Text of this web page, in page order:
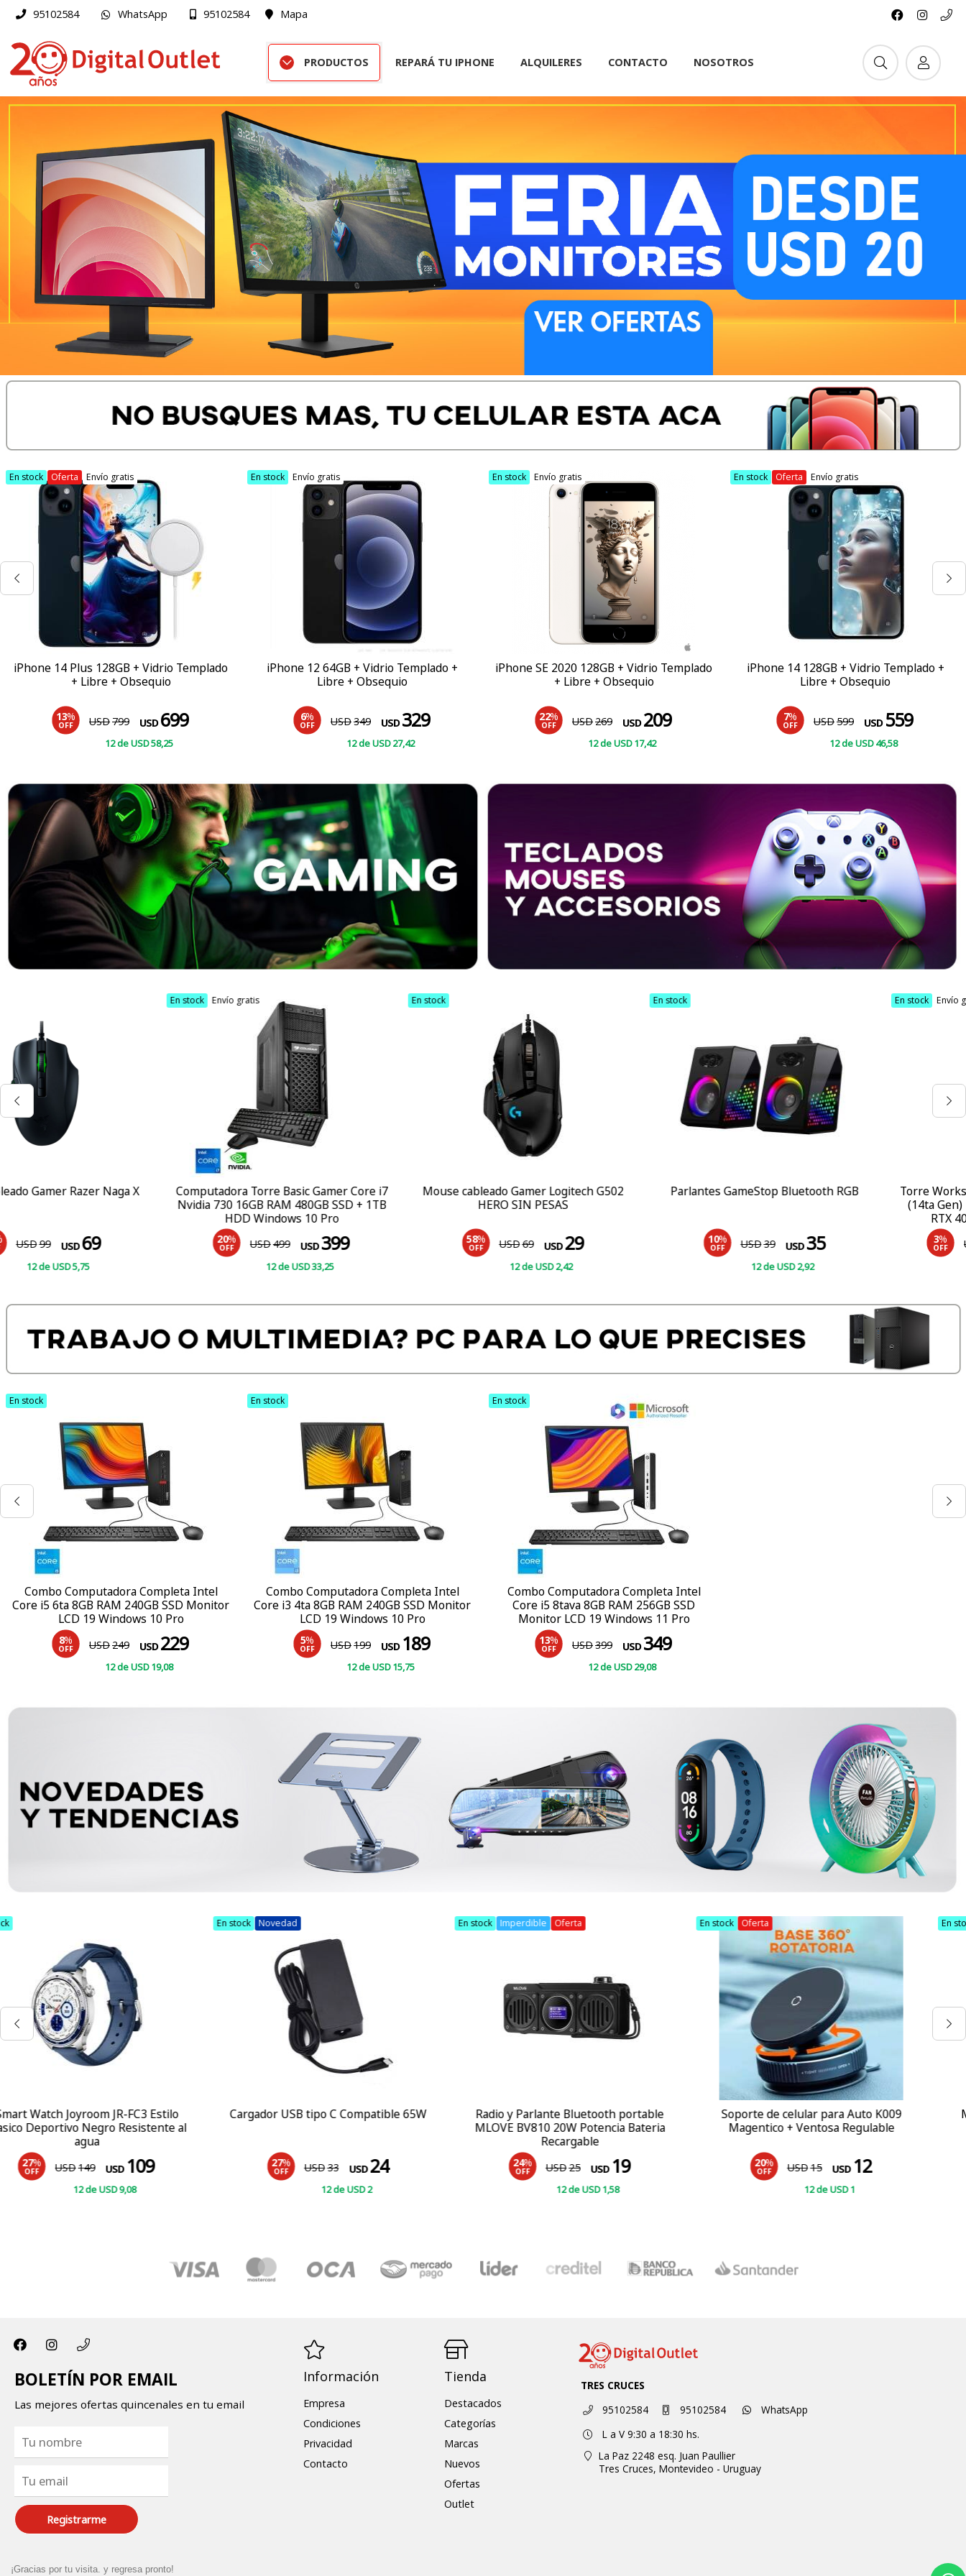
95102584 WhatsApp 95102584 Mapa
PRODUCTOS REPARÁ TU IPHONE ALQUILERES CONTACTO NOSOTROS
En stock Oferta Envío gratis
iPhone 14 Plus 128GB + Vidrio Templado
+ Libre + Obsequio
13%
OFF USD799 USD 699
12deUSD58,25
COMPRAR
En stock Envío gratis
iPhone 12 64GB + Vidrio Templado +
Libre + Obsequio
6%
OFF USD349 USD 329
12deUSD27,42
COMPRAR
En stock Envío gratis
iPhone SE 2020 128GB + Vidrio Templado
+ Libre + Obsequio
22%
OFF USD269 USD 209
12deUSD17,42
COMPRAR
En stock Oferta Envío gratis
iPhone 14 128GB + Vidrio Templado +
Libre + Obsequio
7%
OFF USD599 USD 559
12deUSD46,58
COMPRAR
Computadora Torre Basic Gamer Core i7
Nvidia 730 16GB RAM 480GB SSD + 1TB
OFF USD
En stock
Mouse cableado Gamer Logitech G502
HERO SIN PESAS
%
OFF USD
Parlantes GameStop Bluetooth RGB
%
OFF USD
Torre Workstation Dell XPS 8960 Core i7
(14ta Gen) 32GB RAM 2TB SSD Nvidia
3
OFF USD2.990
En stock
Combo Computadora Completa Intel
Core i5 6ta 8GB RAM 240GB SSD Monitor
LCD 19 Windows 10 Pro
8%
OFF USD249 USD 229
12deUSD19,08
COMPRAR
En stock
Combo Computadora Completa Intel
Core i3 4ta 8GB RAM 240GB SSD Monitor
LCD 19 Windows 10 Pro
5%
OFF USD199 USD 189
12deUSD15,75
COMPRAR
En stock
Combo Computadora Completa Intel
Core i5 8tava 8GB RAM 256GB SSD
Monitor LCD 19 Windows 11 Pro
13%
OFF USD399 USD 349
12deUSD29,08
COMPRAR
Cargador USB tipo C Compatible 65W
27%
OFF USD33 USD
12de
COMPRAR
En stock Imperdible
Radio y Parlante Bluetooth portable
24%
OFF USD25 USD
12de
COMPRAR
En stock Oferta
Soporte de celular para Auto K009
Magentico + Ventosa Regulable
20%
OFF USD15 USD
12de
COMPRAR
En stock
MESA PARA MONITOR DE ALTURA
REGULABLE
USD22
12deUSD
COMPRAR
BOLETÍN POR EMAIL
Las mejores ofertas quincenales en tu email
Registrarme
Información
Empresa
Condiciones
Privacidad
Contacto
Tienda
Destacados
Categorías
Marcas
Nuevos
Ofertas
Outlet
TRES CRUCES
95102584
95102584
WhatsApp
L a V 9:30 a 18:30 hs.
La Paz 2248 esq. Juan Paullier
Tres Cruces,Montevideo - Uruguay
¡Gracias por tu visita. y regresa pronto!